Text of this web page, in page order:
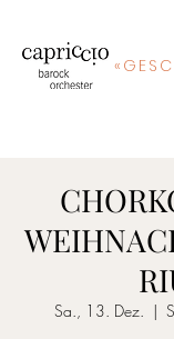
« GE
Sa., 13. Dez.
  |